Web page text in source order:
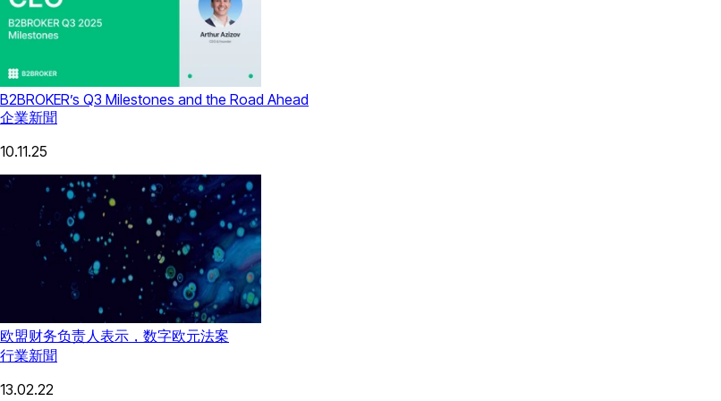
B2BROKER’s Q3 Milestones and the Road Ahead
企業新聞
10.11.25
欧盟财务负责人表示，数字欧元法案
行業新聞
13.02.22